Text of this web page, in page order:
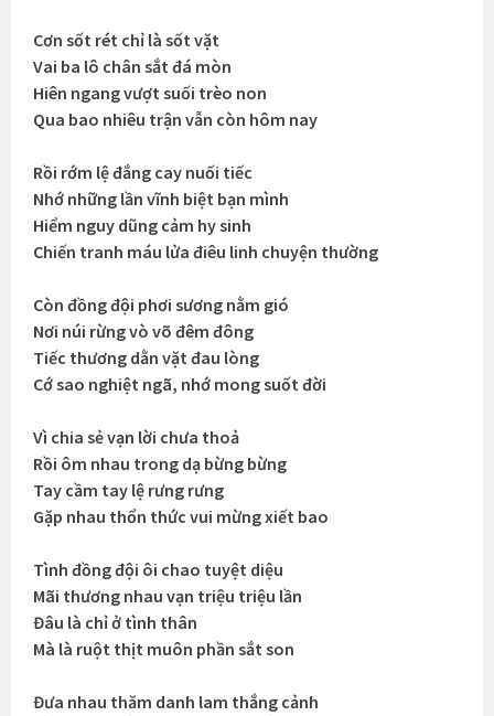
Cơn sốt rét chỉ là sốt vặt
Vai ba lô chân sắt đá mòn
Hiên ngang vượt suối trèo non
Qua bao nhiêu trận vẫn còn hôm nay
Rồi rớm lệ đắng cay nuối tiếc
Nhớ những lần vĩnh biệt bạn mình
Hiểm nguy dũng cảm hy sinh
Chiến tranh máu lửa điêu linh chuyện thường
Còn đồng đội phơi sương nằm gió
Nơi núi rừng vò võ đêm đông
Tiếc thương dằn vặt đau lòng
Cớ sao nghiệt ngã, nhớ mong suốt đời
Vì chia sẻ vạn lời chưa thoả
Rồi ôm nhau trong dạ bừng bừng
Tay cầm tay lệ rưng rưng
Gặp nhau thổn thức vui mừng xiết bao
Tình đồng đội ôi chao tuyệt diệu
Mãi thương nhau vạn triệu triệu lần
Đâu là chỉ ở tình thân
Mà là ruột thịt muôn phần sắt son
Đưa nhau thăm danh lam thắng cảnh